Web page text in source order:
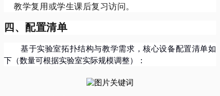
教学复用或学生课后复习访问。
四、配置清单
基于实验室拓扑结构与教学需求，核心设备配置清单如
下（数量可根据实验室实际规模调整）：